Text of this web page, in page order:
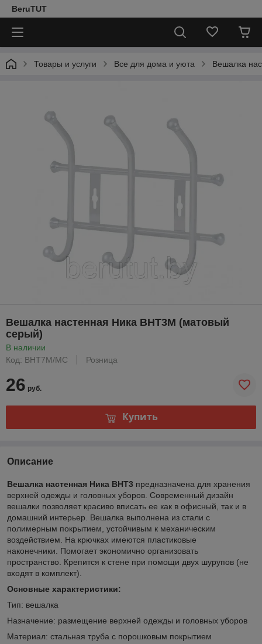
BeruTUT
Товары и услуги Все для дома и уюта Вешалка
Вешалка настенная Ника ВНТ3М (матовый
серый)
В наличии
Код: ВНТ7М/МС
Розница
26 руб.
Купить
Описание
Вешалка настенная Ника ВНТ3 предназначена для хранения
верхней одежды и головных уборов. Современный дизайн
вешалки позволяет красиво вписать ее как в офисный, так и в
домашний интерьер. Вешалка выполнена из стали с
полимерным покрытием, устойчивым к механическим
воздействием. На крючках имеются пластиковые
наконечники. Помогает экономично организовать
пространство. Крепится к стене при помощи двух шурупов (не
входят в комплект).
Основные характеристики:
Тип: вешалка
Назначение: размещение верхней одежды и головных уборов
Материал: стальная труба с порошковым покрытием